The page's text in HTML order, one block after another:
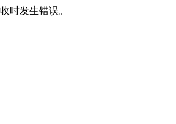
时发生错误。